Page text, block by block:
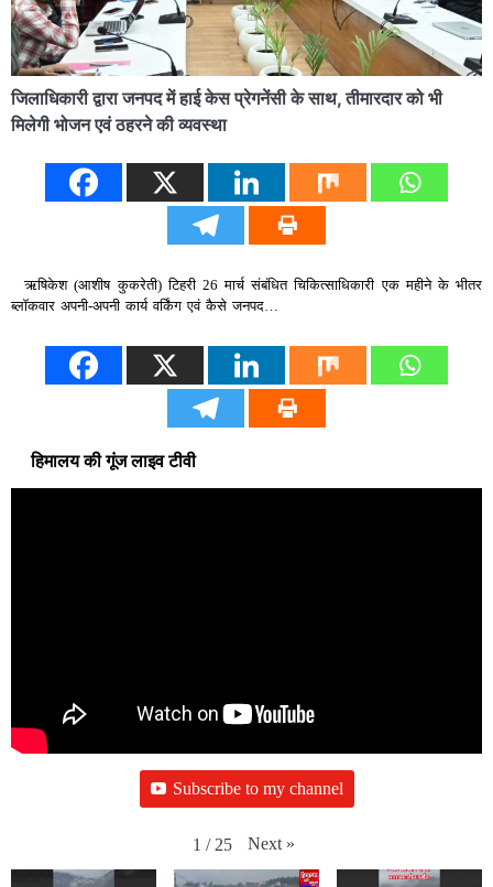
जिलाधिकारी द्वारा जनपद में हाई केस प्रेगनेंसी के साथ, तीमारदार को भी
मिलेगी भोजन एवं ठहरने की व्यवस्था
ऋषिकेश (आशीष कुकरेती) टिहरी 26 मार्च संबंधित चिकित्साधिकारी एक महीने के भीतर
ब्लॉकवार अपनी-अपनी कार्य वर्किंग एवं कैसे जनपद…
हिमालय की गूंज लाइव टीवी
Subscribe to my channel
1 / 25 Next »